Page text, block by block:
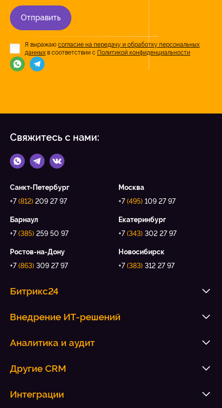
Отправить
Я выражаю согласие на передачу и обработку персональных
данных в соответствии с Политикой конфиденциальности
Свяжитесь с нами:
Санкт-Петербург
+7(812) 209 27 97
Москва
+7(495) 109 27 97
Барнаул
+7(385) 259 50 97
Екатеринбург
+7(343) 302 27 97
Ростов-на-Дону
+7(863) 309 27 97
Новосибирск
+7(383) 312 27 97
Битрикс24
Внедрение ИТ-решений
Аналитика и аудит
Другие CRM
Интеграции